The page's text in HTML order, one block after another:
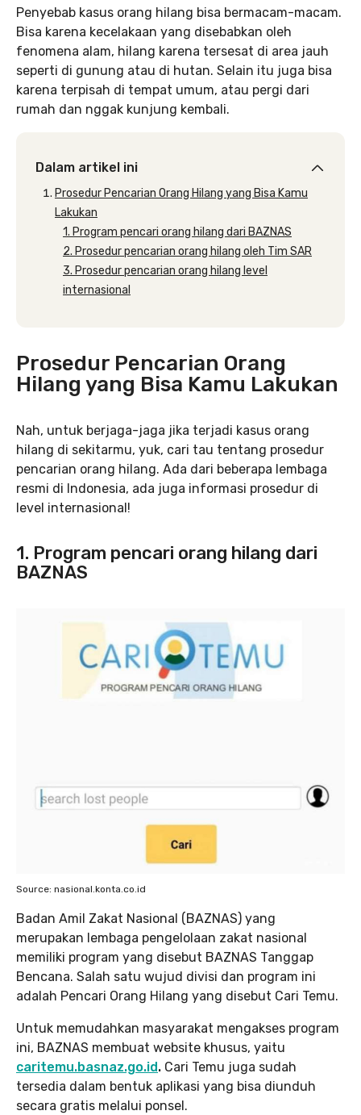
Penyebab kasus orang hilang bisa bermacam-macam.
Bisa karena kecelakaan yang disebabkan oleh
fenomena alam, hilang karena tersesat di area jauh
seperti di gunung atau di hutan. Selain itu juga bisa
karena terpisah di tempat umum, atau pergi dari
rumah dan nggak kunjung kembali.
Dalam artikel ini
Prosedur Pencarian Orang Hilang yang Bisa Kamu
Lakukan
1. Program pencari orang hilang dari BAZNAS
2. Prosedur pencarian orang hilang oleh Tim SAR
3. Prosedur pencarian orang hilang level
internasional
Prosedur Pencarian Orang
Hilang yang Bisa Kamu Lakukan
Nah, untuk berjaga-jaga jika terjadi kasus orang
hilang di sekitarmu, yuk, cari tau tentang prosedur
pencarian orang hilang. Ada dari beberapa lembaga
resmi di Indonesia, ada juga informasi prosedur di
level internasional!
1. Program pencari orang hilang dari
BAZNAS
Source: nasional.konta.co.id
Badan Amil Zakat Nasional (BAZNAS) yang
merupakan lembaga pengelolaan zakat nasional
memiliki program yang disebut BAZNAS Tanggap
Bencana. Salah satu wujud divisi dan program ini
adalah Pencari Orang Hilang yang disebut Cari Temu.
Untuk memudahkan masyarakat mengakses program
ini, BAZNAS membuat website khusus, yaitu
caritemu.basnaz.go.id . Cari Temu juga sudah
tersedia dalam bentuk aplikasi yang bisa diunduh
secara gratis melalui ponsel.